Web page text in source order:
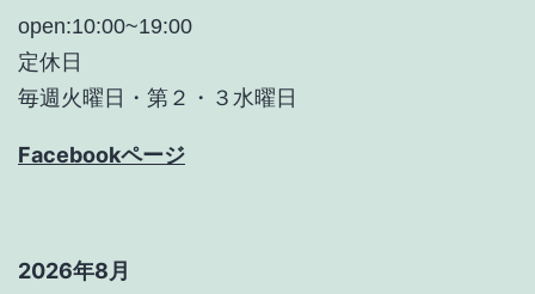
open:10:00~19:00
定休日
毎週火曜日・第２・３水曜日
Facebookページ
2026年8月